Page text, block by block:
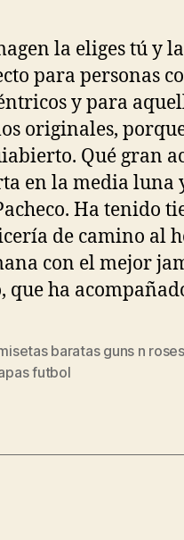
la eliges tú y
para personas
y para
originales,
Qué gran
en la media luna
Ha tenido
de camino al
con el mejor
que ha
baratas guns n roses
futbol